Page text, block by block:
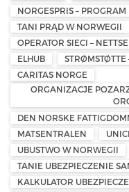
NORGESPRIS –
TANI PRĄD W NORWEGII
OPERATOR SIECI –
ELHUB
STRØMSTØTTE
CARITAS NORGE
ORGANIZACJE
DEN NORSKE
MATSENTRALEN
UBUSTWO W NORWEGII
TANIE UBEZPIECZENIE
KALKULATOR